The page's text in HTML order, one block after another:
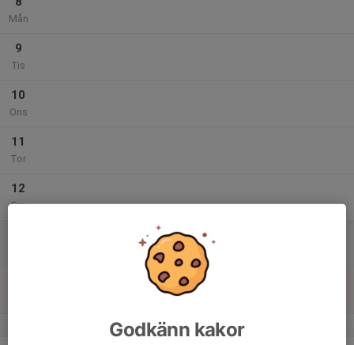
Mån
9
Tis
10
Ons
11
Tor
12
Fre
v.20
Godkänn kakor